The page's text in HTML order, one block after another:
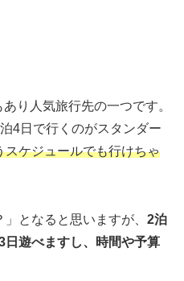
り人気旅行先の一つです。
4日で行くのがスタンダー
スケジュールでも行けちゃ
となると思いますが、 2泊
遊べますし、時間や予算